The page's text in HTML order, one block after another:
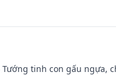
tinh con gấu ngựa,